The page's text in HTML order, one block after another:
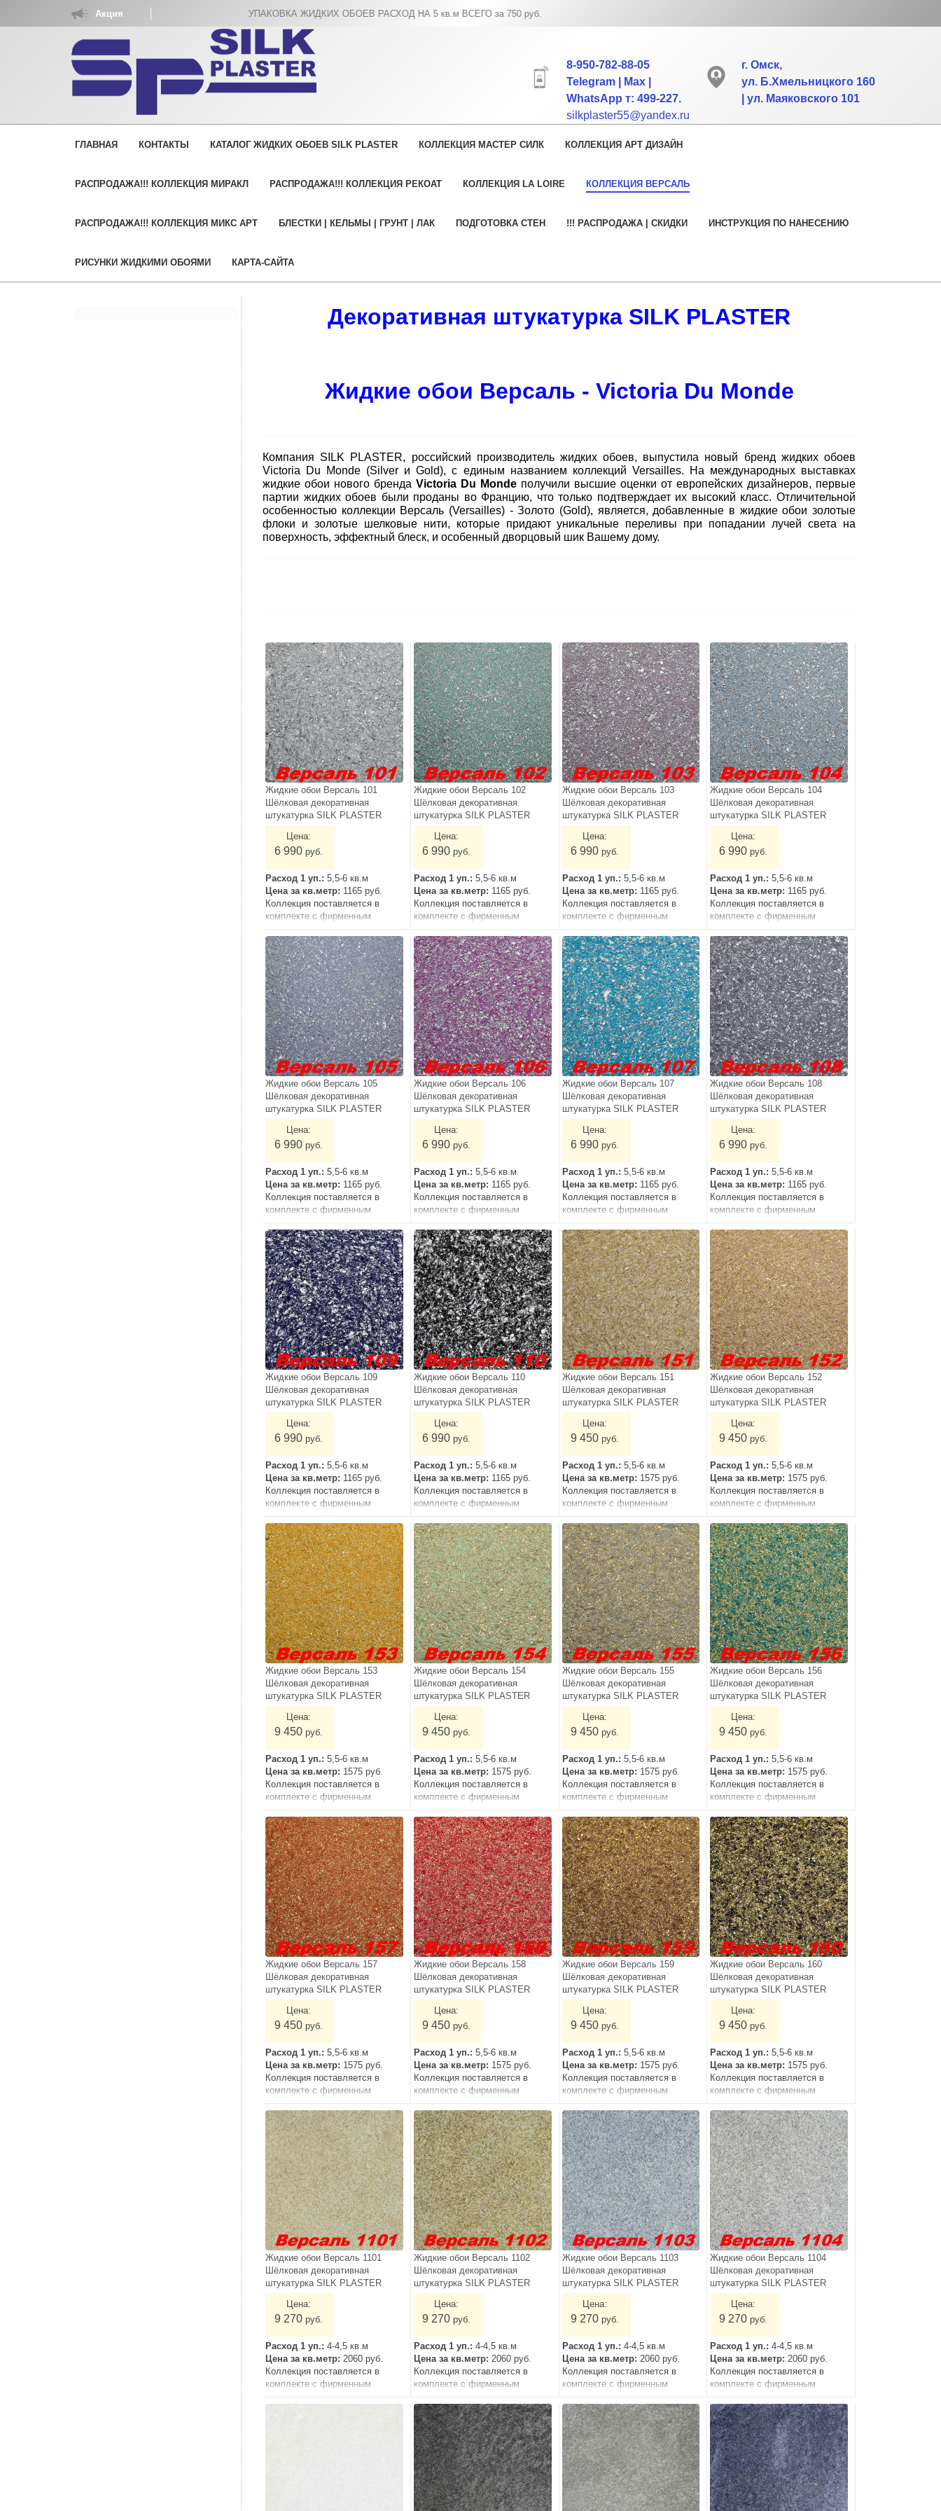
Акция УПАКОВКА ЖИДКИХ ОБОЕВ РАСХОД НА 5 кв.м ВСЕГО за 750 руб.
г. Омск,
ул. Б.Хмельницкого 160
| ул. Маяковского 101
8-950-782-88-05
Telegram | Max |
WhatsApp т: 499-227.
silkplaster55@yandex.ru
ГЛАВНАЯ КОНТАКТЫ КАТАЛОГ ЖИДКИХ ОБОЕВ SILK PLASTER КОЛЛЕКЦИЯ МАСТЕР СИЛК КОЛЛЕКЦИЯ АРТ ДИЗАЙН
РАСПРОДАЖА!!! КОЛЛЕКЦИЯ МИРАКЛ РАСПРОДАЖА!!! КОЛЛЕКЦИЯ РЕКОАТ КОЛЛЕКЦИЯ LA LOIRE КОЛЛЕКЦИЯ ВЕРСАЛЬ
РАСПРОДАЖА!!! КОЛЛЕКЦИЯ МИКС АРТ БЛЕСТКИ | КЕЛЬМЫ | ГРУНТ | ЛАК ПОДГОТОВКА СТЕН !!! РАСПРОДАЖА | СКИДКИ ИНСТРУКЦИЯ ПО НАНЕСЕНИЮ
РИСУНКИ ЖИДКИМИ ОБОЯМИ КАРТА-САЙТА
Декоративная штукатурка SILK PLASTER
Жидкие обои Версаль - Victoria Du Monde
Компания SILK PLASTER, российский производитель жидких обоев, выпустила новый бренд жидких обоев
Victoria Du Monde (Silver и Gold), с единым названием коллекций Versailles. На международных выставках
жидкие обои нового бренда Victoria Du Monde получили высшие оценки от европейских дизайнеров, первые
партии жидких обоев были проданы во Францию, что только подтверждает их высокий класс. Отличительной
особенностью коллекции Версаль (Versailles) - Золото (Gold), является, добавленные в жидкие обои золотые
флоки и золотые шелковые нити, которые придают уникальные переливы при попадании лучей света на
поверхность, эффектный блеск, и особенный дворцовый шик Вашему дому.
Жидкие обои Версаль 101
Шёлковая декоративная
штукатурка SILK PLASTER
Цена:
6 990 руб.
Расход 1 уп.: 5,5-6 кв.м
Цена за кв.метр: 1165 руб.
Коллекция поставляется в
комплекте с фирменным
Жидкие обои Версаль 102
Шёлковая декоративная
штукатурка SILK PLASTER
Цена:
6 990 руб.
Расход 1 уп.: 5,5-6 кв.м
Цена за кв.метр: 1165 руб.
Коллекция поставляется в
комплекте с фирменным
Жидкие обои Версаль 103
Шёлковая декоративная
штукатурка SILK PLASTER
Цена:
6 990 руб.
Расход 1 уп.: 5,5-6 кв.м
Цена за кв.метр: 1165 руб.
Коллекция поставляется в
комплекте с фирменным
Жидкие обои Версаль 104
Шёлковая декоративная
штукатурка SILK PLASTER
Цена:
6 990 руб.
Расход 1 уп.:5,5-6 кв.м
Цена за кв.метр: 1165 руб.
Коллекция поставляется в
комплекте с фирменным
Жидкие обои Версаль 105
Шёлковая декоративная
штукатурка SILK PLASTER
Цена:
6 990 руб.
Расход 1 уп.: 5,5-6 кв.м
Цена за кв.метр: 1165 руб.
Коллекция поставляется в
комплекте с фирменным
Жидкие обои Версаль 106
Шёлковая декоративная
штукатурка SILK PLASTER
Цена:
6 990 руб.
Расход 1 уп.: 5,5-6 кв.м
Цена за кв.метр: 1165 руб.
Коллекция поставляется в
комплекте с фирменным
Жидкие обои Версаль 107
Шёлковая декоративная
штукатурка SILK PLASTER
Цена:
6 990 руб.
Расход 1 уп.: 5,5-6 кв.м
Цена за кв.метр: 1165 руб.
Коллекция поставляется в
комплекте с фирменным
Жидкие обои Версаль 108
Шёлковая декоративная
штукатурка SILK PLASTER
Цена:
6 990 руб.
Расход 1 уп.:5,5-6 кв.м
Цена за кв.метр: 1165 руб.
Коллекция поставляется в
комплекте с фирменным
Жидкие обои Версаль 109
Шёлковая декоративная
штукатурка SILK PLASTER
Цена:
6 990 руб.
Расход 1 уп.: 5,5-6 кв.м
Цена за кв.метр: 1165 руб.
Коллекция поставляется в
комплекте с фирменным
Жидкие обои Версаль 110
Шёлковая декоративная
штукатурка SILK PLASTER
Цена:
6 990 руб.
Расход 1 уп.: 5,5-6 кв.м
Цена за кв.метр: 1165 руб.
Коллекция поставляется в
комплекте с фирменным
Жидкие обои Версаль 151
Шёлковая декоративная
штукатурка SILK PLASTER
Цена:
9 450 руб.
Расход 1 уп.: 5,5-6 кв.м
Цена за кв.метр: 1575 руб.
Коллекция поставляется в
комплекте с фирменным
Жидкие обои Версаль 152
Шёлковая декоративная
штукатурка SILK PLASTER
Цена:
9 450 руб.
Расход 1 уп.:5,5-6 кв.м
Цена за кв.метр: 1575 руб.
Коллекция поставляется в
комплекте с фирменным
Жидкие обои Версаль 153
Шёлковая декоративная
штукатурка SILK PLASTER
Цена:
9 450 руб.
Расход 1 уп.: 5,5-6 кв.м
Цена за кв.метр: 1575 руб.
Коллекция поставляется в
комплекте с фирменным
Жидкие обои Версаль 154
Шёлковая декоративная
штукатурка SILK PLASTER
Цена:
9 450 руб.
Расход 1 уп.: 5,5-6 кв.м
Цена за кв.метр: 1575 руб.
Коллекция поставляется в
комплекте с фирменным
Жидкие обои Версаль 155
Шёлковая декоративная
штукатурка SILK PLASTER
Цена:
9 450 руб.
Расход 1 уп.: 5,5-6 кв.м
Цена за кв.метр: 1575 руб.
Коллекция поставляется в
комплекте с фирменным
Жидкие обои Версаль 156
Шёлковая декоративная
штукатурка SILK PLASTER
Цена:
9 450 руб.
Расход 1 уп.:5,5-6 кв.м
Цена за кв.метр: 1575 руб.
Коллекция поставляется в
комплекте с фирменным
Жидкие обои Версаль 157
Шёлковая декоративная
штукатурка SILK PLASTER
Цена:
9 450 руб.
Расход 1 уп.: 5,5-6 кв.м
Цена за кв.метр: 1575 руб.
Коллекция поставляется в
комплекте с фирменным
Жидкие обои Версаль 158
Шёлковая декоративная
штукатурка SILK PLASTER
Цена:
9 450 руб.
Расход 1 уп.: 5,5-6 кв.м
Цена за кв.метр: 1575 руб.
Коллекция поставляется в
комплекте с фирменным
Жидкие обои Версаль 159
Шёлковая декоративная
штукатурка SILK PLASTER
Цена:
9 450 руб.
Расход 1 уп.: 5,5-6 кв.м
Цена за кв.метр: 1575 руб.
Коллекция поставляется в
комплекте с фирменным
Жидкие обои Версаль 160
Шёлковая декоративная
штукатурка SILK PLASTER
Цена:
9 450 руб.
Расход 1 уп.:5,5-6 кв.м
Цена за кв.метр: 1575 руб.
Коллекция поставляется в
комплекте с фирменным
Жидкие обои Версаль 1101
Шёлковая декоративная
штукатурка SILK PLASTER
Цена:
9 270 руб.
Расход 1 уп.: 4-4,5 кв.м
Цена за кв.метр: 2060 руб.
Коллекция поставляется в
комплекте с фирменным
Жидкие обои Версаль 1102
Шёлковая декоративная
штукатурка SILK PLASTER
Цена:
9 270 руб.
Расход 1 уп.: 4-4,5 кв.м
Цена за кв.метр: 2060 руб.
Коллекция поставляется в
комплекте с фирменным
Жидкие обои Версаль 1103
Шёлковая декоративная
штукатурка SILK PLASTER
Цена:
9 270 руб.
Расход 1 уп.: 4-4,5 кв.м
Цена за кв.метр: 2060 руб.
Коллекция поставляется в
комплекте с фирменным
Жидкие обои Версаль 1104
Шёлковая декоративная
штукатурка SILK PLASTER
Цена:
9 270 руб.
Расход 1 уп.:4-4,5 кв.м
Цена за кв.метр: 2060 руб.
Коллекция поставляется в
комплекте с фирменным